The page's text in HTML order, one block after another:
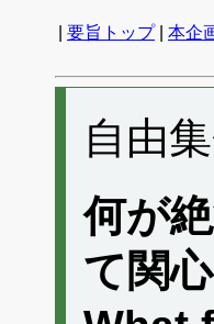
要旨トップ| 本企
自由
何が
て関